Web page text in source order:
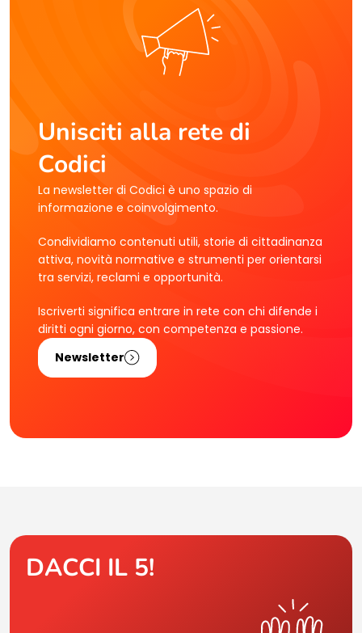
Unisciti alla rete di
Codici
La newsletter di Codici è uno spazio di
informazione e coinvolgimento.
Condividiamo contenuti utili, storie di cittadinanza
attiva, novità normative e strumenti per orientarsi
tra servizi, reclami e opportunità.
Iscriverti significa entrare in rete con chi difende i
diritti ogni giorno, con competenza e passione.
Newsletter
DACCI IL 5!